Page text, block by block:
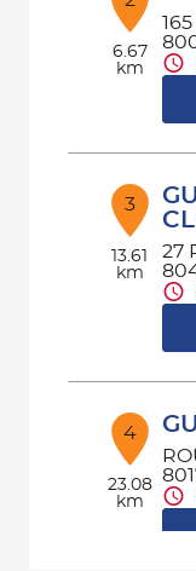
6.67
km
3
13.61
km
27
4
23.08
km